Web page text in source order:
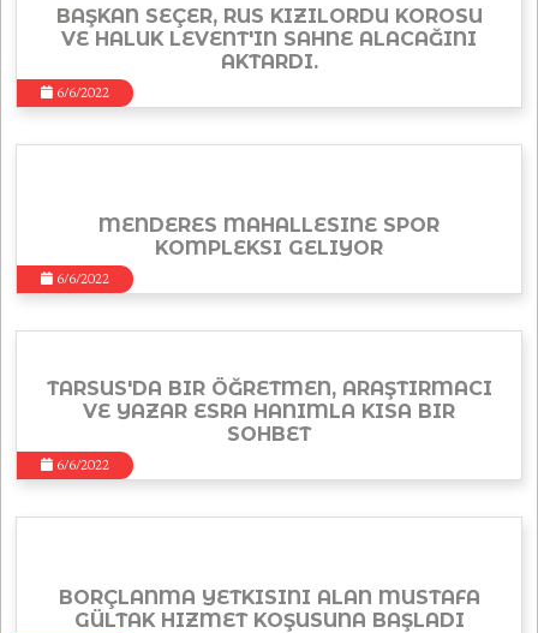
BAŞKAN SEÇER, RUS KIZILORDU KOROSU
VE HALUK LEVENT'IN SAHNE ALACAĞINI
AKTARDI.
6/6/2022
MENDERES MAHALLESINE SPOR
KOMPLEKSI GELIYOR
6/6/2022
TARSUS'DA BIR ÖĞRETMEN, ARAŞTIRMACI
VE YAZAR ESRA HANIMLA KISA BIR
SOHBET
6/6/2022
BORÇLANMA YETKISINI ALAN MUSTAFA
GÜLTAK HIZMET KOŞUSUNA BAŞLADI